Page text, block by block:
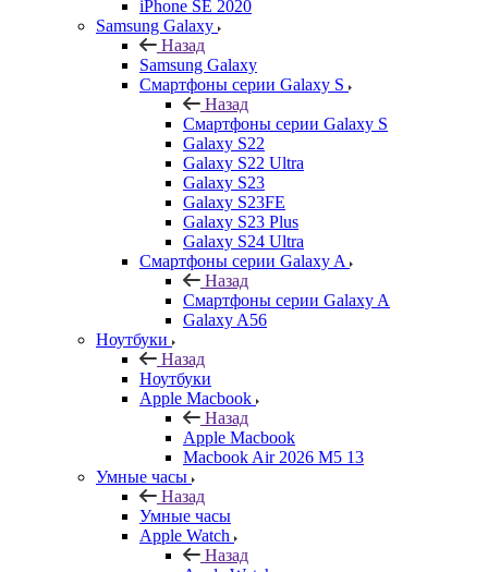
iPhone SE 2020
Samsung Galaxy
Назад
Samsung Galaxy
Смартфоны серии Galaxy S
Назад
Смартфоны серии Galaxy S
Galaxy S22
Galaxy S22 Ultra
Galaxy S23
Galaxy S23FE
Galaxy S23 Plus
Galaxy S24 Ultra
Смартфоны серии Galaxy A
Назад
Смартфоны серии Galaxy A
Galaxy A56
Ноутбуки
Назад
Ноутбуки
Apple Macbook
Назад
Apple Macbook
Macbook Air 2026 M5 13
Умные часы
Назад
Умные часы
Apple Watch
Назад